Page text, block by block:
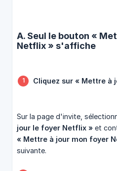
A. Seul le bouton «
Netflix » s'affiche
Cliquez sur « Mettre à
Sur la page d'invite,
jour le foyer Netflix » et
« Mettre à jour mon foyer
suivante.